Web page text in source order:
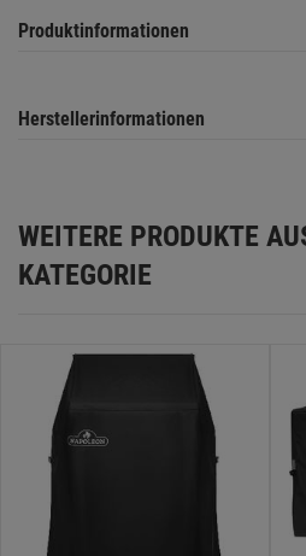
Produktinformationen
Herstellerinformationen
WEITERE PRODUKTE
KATEGORIE